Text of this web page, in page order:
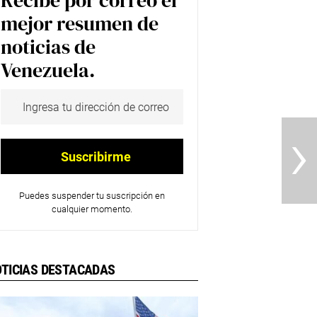
mejor resumen de
noticias de
Venezuela.
Puedes suspender tu suscripción en
cualquier momento.
DESTACADAS
›